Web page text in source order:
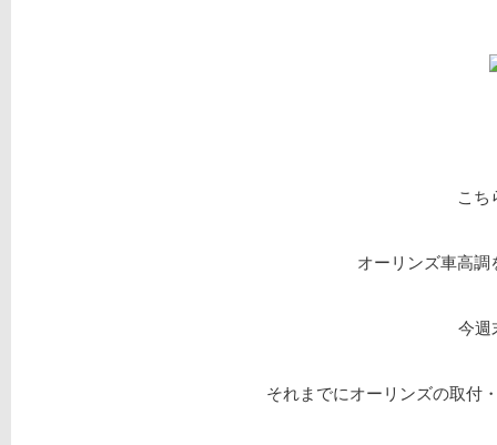
こち
オーリンズ車高
今週
それまでにオーリンズの取付